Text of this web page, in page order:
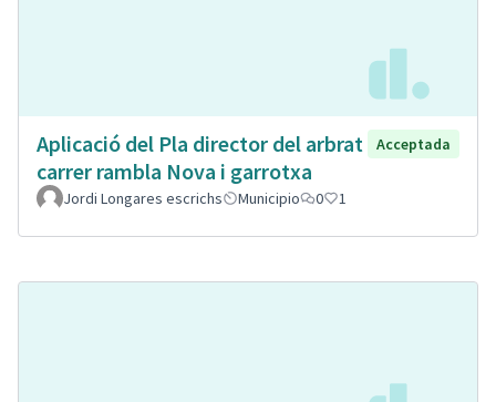
Aplicació del Pla director del arbrat
carrer rambla Nova i garrotxa
Acceptada
Jordi Longares escrichs Municipio 0 1